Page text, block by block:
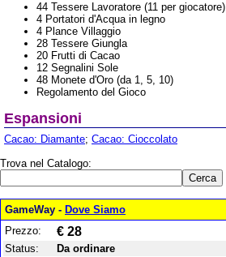
44 Tessere Lavoratore (11 per giocatore)
4 Portatori d'Acqua in legno
4 Plance Villaggio
28 Tessere Giungla
20 Frutti di Cacao
12 Segnalini Sole
48 Monete d'Oro (da 1, 5, 10)
Regolamento del Gioco
Espansioni
Cacao: Diamante; Cacao: Cioccolato
Trova nel Catalogo:
GameWay - Dove Siamo
Prezzo:
€ 28
Status:
Da ordinare